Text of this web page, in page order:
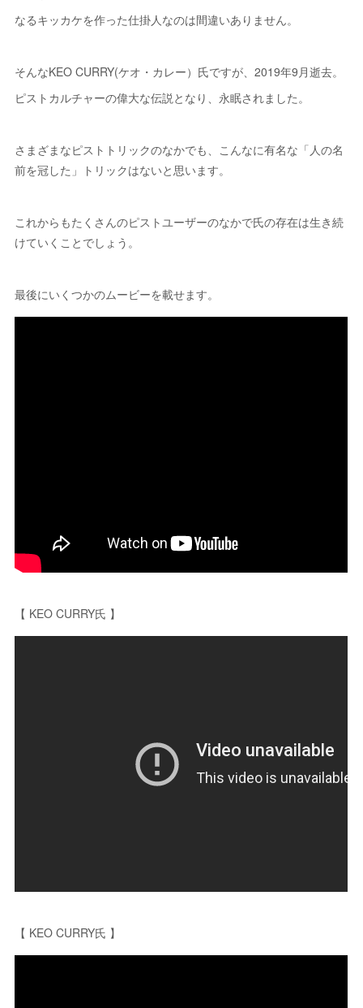
なるキッカケを作った仕掛人なのは間違いありません。
そんなKEO CURRY(ケオ・カレー）氏ですが、2019年9月逝去。
ピストカルチャーの偉大な伝説となり、永眠されました。
さまざまなピストトリックのなかでも、こんなに有名な「人の名
前を冠した」トリックはないと思います。
これからもたくさんのピストユーザーのなかで氏の存在は生き続
けていくことでしょう。
最後にいくつかのムービーを載せます。
【 KEO CURRY氏 】
【 KEO CURRY氏 】